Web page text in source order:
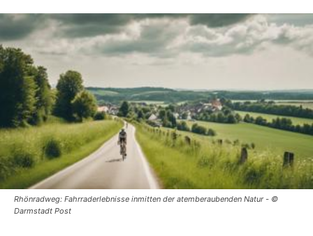
Rhönradweg: Fahrraderlebnisse inmitten der atemberaubenden Natur - ©
Darmstadt Post